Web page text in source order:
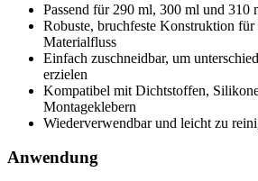
Passend für 290 ml, 300 ml und 310
Robuste, bruchfeste Konstruktion für
Materialfluss
Einfach zuschneidbar, um
erzielen
Kompatibel mit Dichtstoffen,
Montageklebern
Wiederverwendbar und leicht zu
Anwendung